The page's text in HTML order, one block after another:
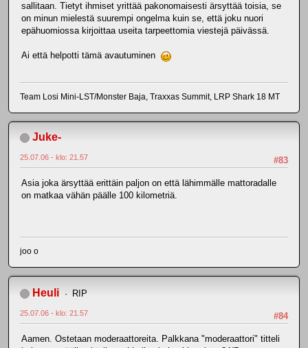
sallitaan. Tietyt ihmiset yrittää pakonomaisesti ärsyttää toisia, se
on minun mielestä suurempi ongelma kuin se, että joku nuori
epähuomiossa kirjoittaa useita tarpeettomia viestejä päivässä.
Ai että helpotti tämä avautuminen
Team Losi Mini-LST/Monster Baja, Traxxas Summit, LRP Shark 18 MT
Juke-
#83
25.07.06 - klo: 21.57
Asia joka ärsyttää erittäin paljon on että lähimmälle mattoradalle
on matkaa vähän päälle 100 kilometriä.
joo o
Heuli RIP
#84
25.07.06 - klo: 21.57
Aamen. Ostetaan moderaattoreita. Palkkana "moderaattori" titteli